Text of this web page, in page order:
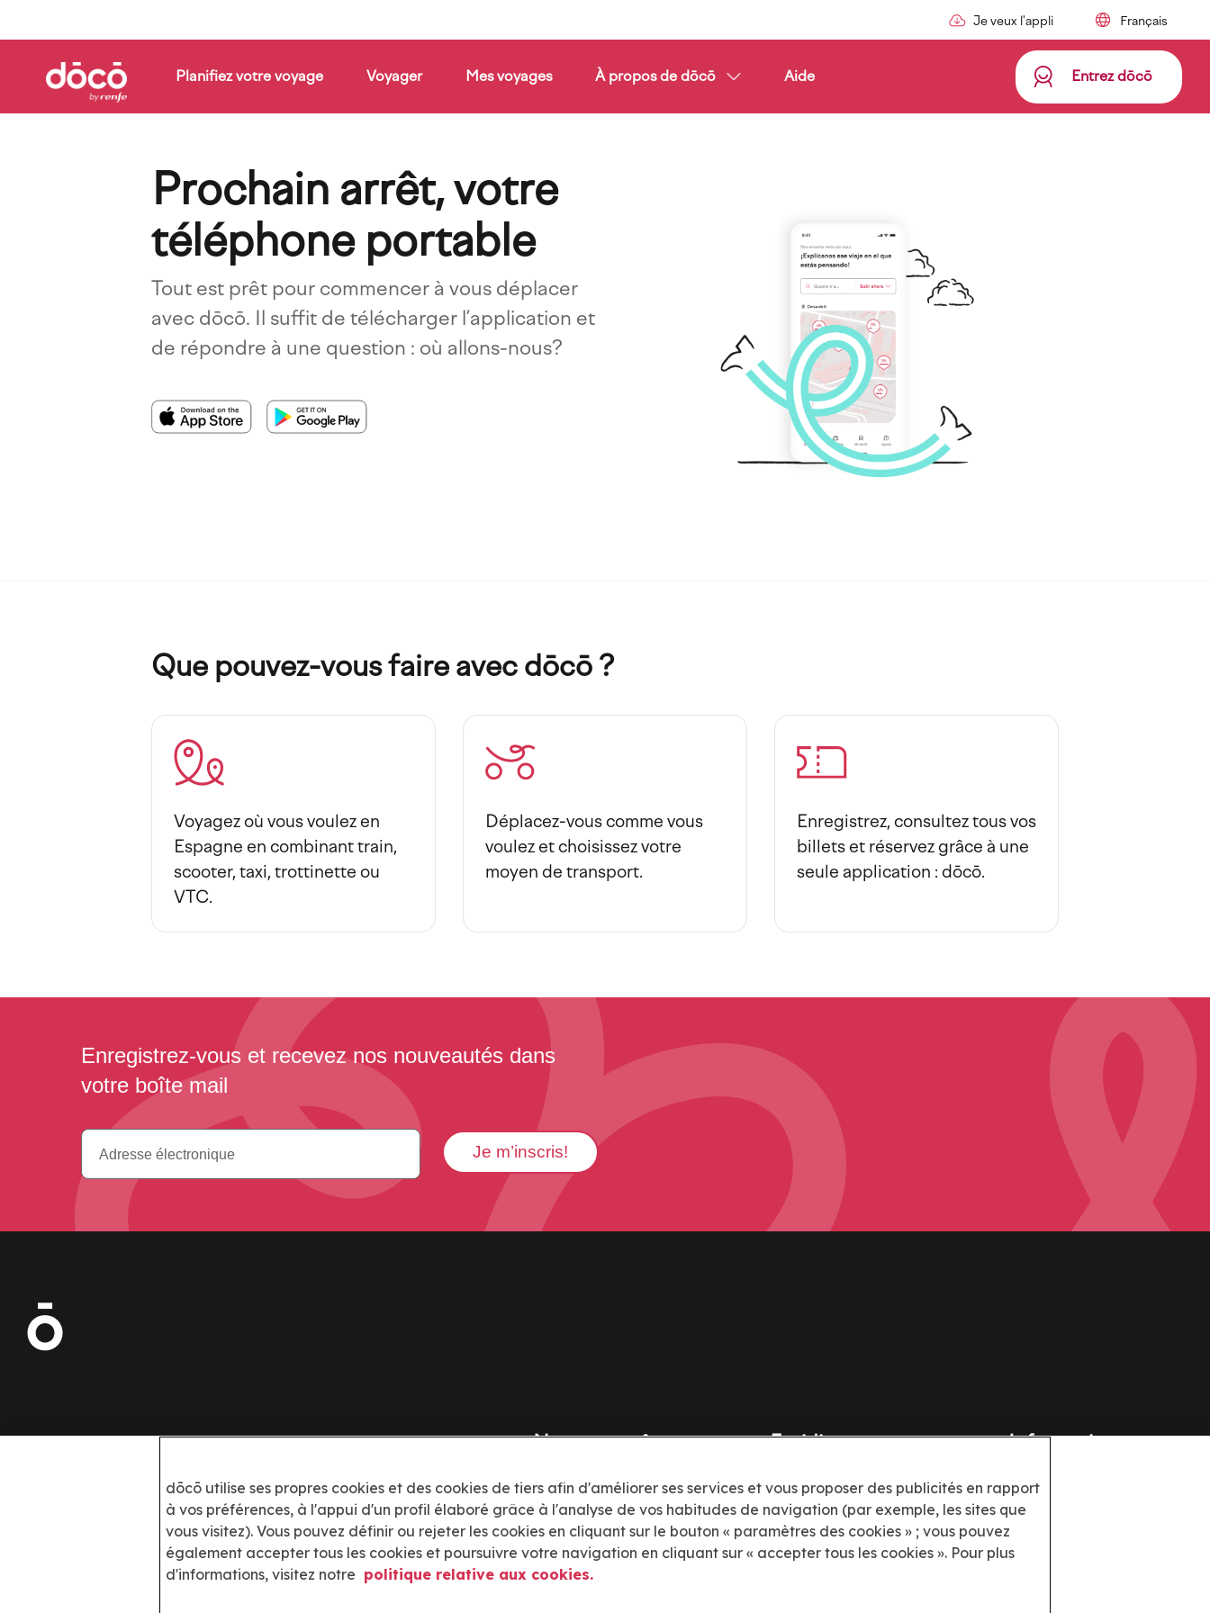
content
Je veux l'appli
Planifiez votre voyage Voyager Mes voyages
À propos de dōcō
Aide Entrez dōcō
Prochain arrêt, votre
téléphone portable
Tout est prêt pour commencer à vous déplacer
avec dōcō. Il suffit de télécharger l’application et
de répondre à une question : où allons-nous?
Imagen
Imagen
Que pouvez-vous faire avec dōcō ?
Imagen
Voyagez où vous voulez en
Espagne en combinant train,
scooter, taxi, trottinette ou
VTC.
Imagen
Déplacez-vous comme vous
voulez et choisissez votre
moyen de transport.
Imagen
Enregistrez, consultez tous vos
billets et réservez grâce à une
seule application : dōcō.
télécharger l'application:
Imagen
Nous connaître
Comment ça marche
À propos de dōcō
Blog
Juridique
Politique de
Confidentialité
Conditions Generales
Informations
Aide
Plan du site
ayuda@docoapp.com
dōcō utilise ses propres cookies et des cookies de tiers afin d'améliorer ses services et vous proposer des publicités en rapport
à vos préférences, à l'appui d'un profil élaboré grâce à l'analyse de vos habitudes de navigation (par exemple, les sites que
vous visitez). Vous pouvez définir ou rejeter les cookies en cliquant sur le bouton « paramètres des cookies » ; vous pouvez
également accepter tous les cookies et poursuivre votre navigation en cliquant sur « accepter tous les cookies ». Pour plus
d'informations, visitez notre politique relative aux cookies.